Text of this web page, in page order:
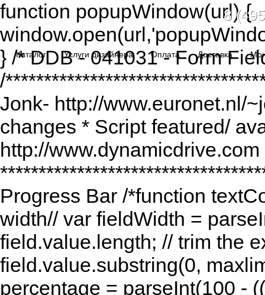
function popupWindow(url) {
} /* DDB - 041031 - Form
/
Jonk- http://www.euronet.nl/
changes * Script featured/
http://
Progress Bar /*function
width// var fieldWidth =
field.value.length; // trim the
field.value.substring(0,
percentage = parseInt(100 -
8
Каталог Услуги дизайнера Оплата Доставка